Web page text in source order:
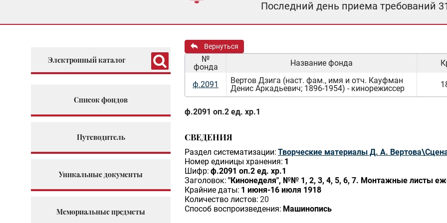
Последний день приема требований
Электронный каталог
Список фондов
Путеводитель
Уникальные документы
Мемориальные предметы
Вернуться
№
фонда
Название фонда
ф.2091
Вертов Дзига (наст. фам., имя и отч. Кауфман
Денис Аркадьевич; 1896-1954) - кинорежиссер
ф.2091 оп.2 ед. хр.1
СВЕДЕНИЯ
Раздел систематизации: Творческие материалы Д. А.
Номер единицы хранения: 1
Шифр: ф.2091 оп.2 ед. хр.1
Заголовок: "Кинонеделя", №№ 1, 2, 3, 4, 5, 6, 7. Монтажные листы
Крайние даты: 1 июня-16 июля 1918
Количество листов: 20
Способ воспроизведения: Машинопись